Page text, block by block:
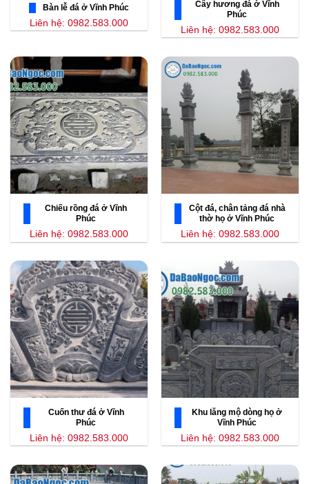
Bàn lễ đá ở Vĩnh Phúc
Liên hệ: 0982.583.000
Cây hương đá ở Vĩnh
Phúc
Liên hệ: 0982.583.000
Chiếu rồng đá ở Vĩnh
Phúc
Liên hệ: 0982.583.000
Cột đá, chân tảng đá nhà
thờ họ ở Vĩnh Phúc
Liên hệ: 0982.583.000
Cuốn thư đá ở Vĩnh
Phúc
Liên hệ: 0982.583.000
Khu lăng mộ dòng họ ở
Vĩnh Phúc
Liên hệ: 0982.583.000